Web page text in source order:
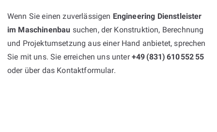
Wenn Sie einen zuverlässigen Engineering Dienstleister
im Maschinenbau suchen, der Konstruktion, Berechnung
und Projektumsetzung aus einer Hand anbietet, sprechen
Sie mit uns. Sie erreichen uns unter+49 (831) 610 552 55
oder über das Kontaktformular.